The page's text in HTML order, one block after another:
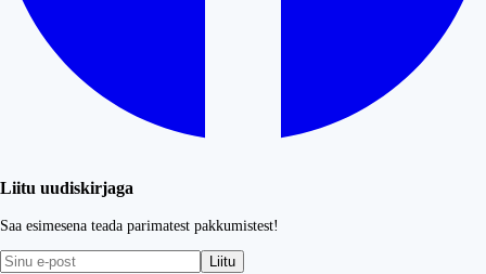
Liitu uudiskirjaga
Saa esimesena teada parimatest pakkumistest!
Liitu